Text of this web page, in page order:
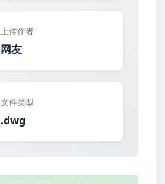
上传作者
网友
文件类型
.dwg